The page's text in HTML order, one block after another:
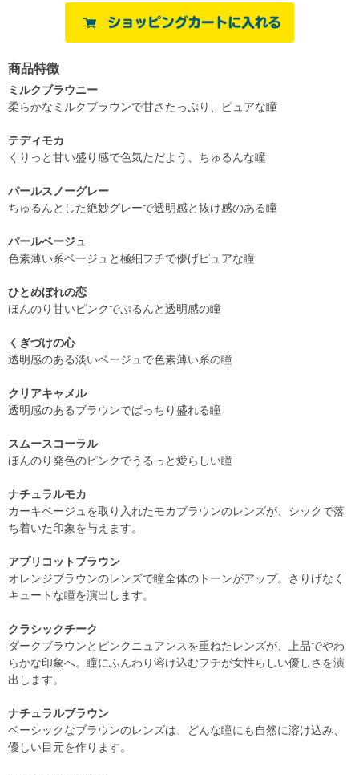
商品特徴
ミルクブラウニー
柔らかなミルクブラウンで甘さたっぷり、ピュアな瞳
テディモカ
くりっと甘い盛り感で色気ただよう、ちゅるんな瞳
パールスノーグレー
ちゅるんとした絶妙グレーで透明感と抜け感のある瞳
パールベージュ
色素薄い系ベージュと極細フチで儚げピュアな瞳
ひとめぼれの恋
ほんのり甘いピンクでぷるんと透明感の瞳
くぎづけの心
透明感のある淡いベージュで色素薄い系の瞳
クリアキャメル
透明感のあるブラウンでぱっちり盛れる瞳
スムースコーラル
ほんのり発色のピンクでうるっと愛らしい瞳
ナチュラルモカ
カーキベージュを取り入れたモカブラウンのレンズが、シックで落
ち着いた印象を与えます。
アプリコットブラウン
オレンジブラウンのレンズで瞳全体のトーンがアップ。さりげなく
キュートな瞳を演出します。
クラシックチーク
ダークブラウンとピンクニュアンスを重ねたレンズが、上品でやわ
らかな印象へ。瞳にふんわり溶け込むフチが女性らしい優しさを演
出します。
ナチュラルブラウン
ベーシックなブラウンのレンズは、どんな瞳にも自然に溶け込み、
優しい目元を作ります。